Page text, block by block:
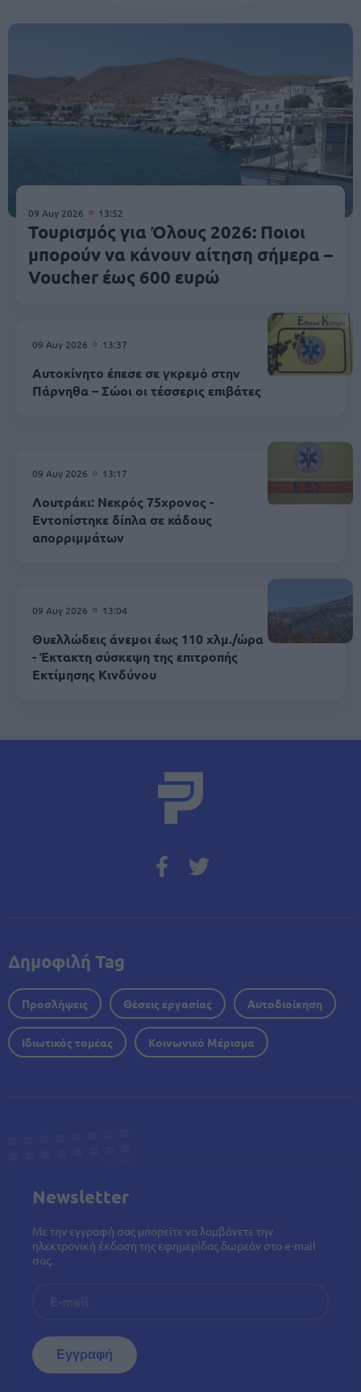
09 Αυγ 2026 13:52
Τουρισμός για Όλους 2026: Ποιοι
μπορούν να κάνουν αίτηση σήμερα –
Voucher έως 600 ευρώ
09 Αυγ 2026 13:37
Αυτοκίνητο έπεσε σε γκρεμό στην
Πάρνηθα – Σώοι οι τέσσερις επιβάτες
09 Αυγ 2026 13:17
Λουτράκι: Νεκρός 75χρονος -
Εντοπίστηκε δίπλα σε κάδους
απορριμμάτων
09 Αυγ 2026 13:04
Θυελλώδεις άνεμοι έως 110 χλμ./ώρα
- Έκτακτη σύσκεψη της επιτροπής
Εκτίμησης Κινδύνου
Δημοφιλή Tag
Προσλήψεις Θέσεις εργασίας Αυτοδιοίκηση
Ιδιωτικός τομέας Κοινωνικό Μέρισμα
Newsletter
Με την εγγραφή σας μπορείτε να λαμβάνετε την
ηλεκτρονική έκδοση της εφημερίδας δωρεάν στο e-mail
σας.